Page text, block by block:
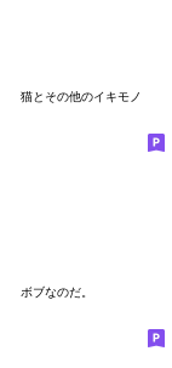
猫とその他のイキモノ
ボブなのだ。